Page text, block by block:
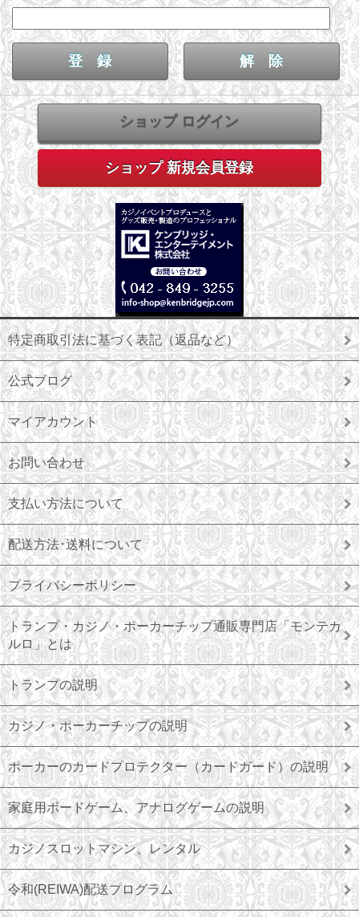
ショップ ログイン
ショップ 新規会員登録
特定商取引法に基づく表記（返品など）
公式ブログ
マイアカウント
お問い合わせ
支払い方法について
配送方法･送料について
プライバシーポリシー
トランプ・カジノ・ポーカーチップ通販専門店「モンテカ
ルロ」とは
トランプの説明
カジノ・ポーカーチップの説明
ポーカーのカードプロテクター（カードガード）の説明
家庭用ボードゲーム、アナログゲームの説明
カジノスロットマシン、レンタル
令和(REIWA)配送プログラム